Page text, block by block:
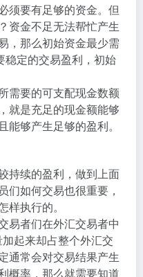
须要有足够的资金。但
资金不足无法帮忙产生
，那么初始资金最少需
稳定的交易盈利，初始
需要的可支配现金数额
就是充足的现金额能够
够产生足够的盈利。
持续的盈利，做到上面
们如何交易也很重要，
执行的。
易者们在外汇交易者中
起来却占整个外汇交
通常会对交易结果产生
概率，那么就需要知道